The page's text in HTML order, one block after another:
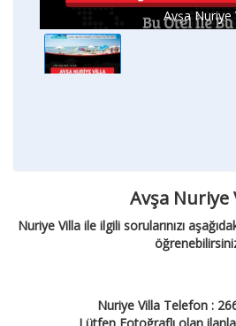
Avşa Nuriye
Avşa Nuriye
Nuriye Villa ile ilgili sorularınızı
Nuriye Villa Telefon :